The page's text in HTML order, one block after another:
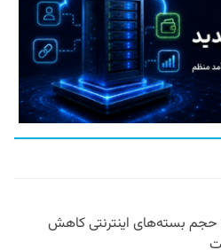
حجم بسته‌های اینترنتی کاهش